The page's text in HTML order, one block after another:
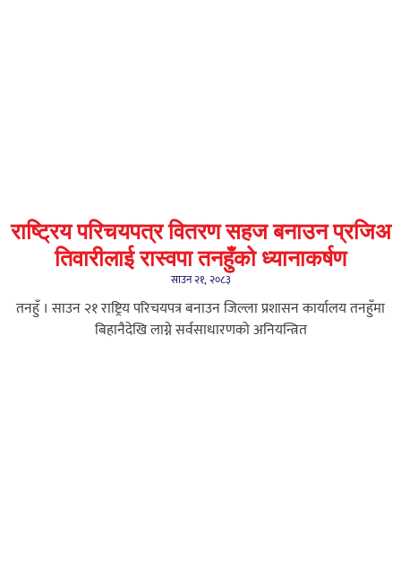
राष्ट्रिय परिचयपत्र वितरण सहज बनाउन प्रजिअ
तिवारीलाई रास्वपा तनहुँको ध्यानाकर्षण
साउन २१, २०८३
तनहुँ । साउन २१ राष्ट्रिय परिचयपत्र बनाउन जिल्ला प्रशासन कार्यालय तनहुँमा
बिहानैदेखि लाग्ने सर्वसाधारणको अनियन्त्रित